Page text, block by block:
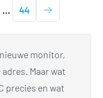
… 44
monitor,
Maar wat
precies en wat